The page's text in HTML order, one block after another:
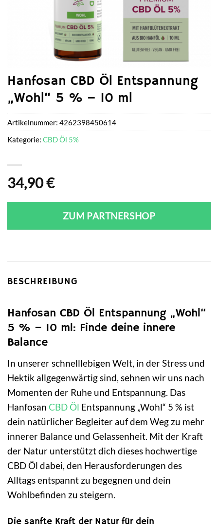
Hanfosan CBD Öl Entspannung
„Wohl“ 5 % – 10 ml
34,90€
ZUM PARTNERSHOP
Artikelnummer: 4262398450614
Kategorie: CBD Öl 5%
BESCHREIBUNG
Hanfosan CBD Öl Entspannung „Wohl“
5 % – 10 ml: Finde deine innere
Balance
In unserer schnelllebigen Welt, in der Stress und
Hektik allgegenwärtig sind, sehnen wir uns nach
Momenten der Ruhe und Entspannung. Das
Hanfosan CBD Öl Entspannung „Wohl“ 5 % ist
dein natürlicher Begleiter auf dem Weg zu mehr
innerer Balance und Gelassenheit. Mit der Kraft
der Natur unterstützt dich dieses hochwertige
CBD Öl dabei, den Herausforderungen des
Alltags entspannt zu begegnen und dein
Wohlbefinden zu steigern.
Die sanfte Kraft der Natur für dein